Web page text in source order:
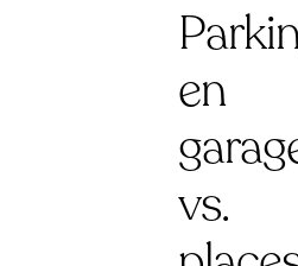
en
vs.